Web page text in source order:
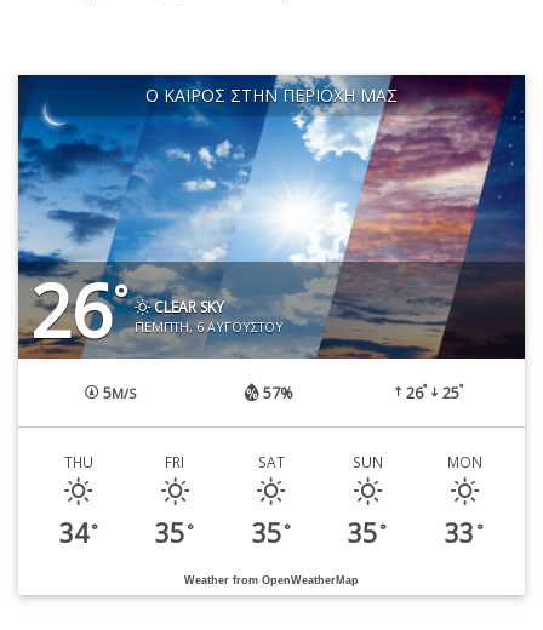
Ο ΚΑΙΡΌΣ ΣΤΗΝ ΠΕΡΙΟΧΉ ΜΑΣ
26° CLEAR SKY
ΠΈΜΠΤΗ, 6 ΑΥΓΟΎΣΤΟΥ
5M/S 57% 26° 25°
THU
34°
FRI
35°
SAT
35°
SUN
35°
MON
33 °
Weather from OpenWeatherMap